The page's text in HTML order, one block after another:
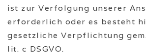
ist zur Verfolgung unserer
erforderlich oder es besteht
gesetzliche Verpflichtung
lit. c DSGVO.